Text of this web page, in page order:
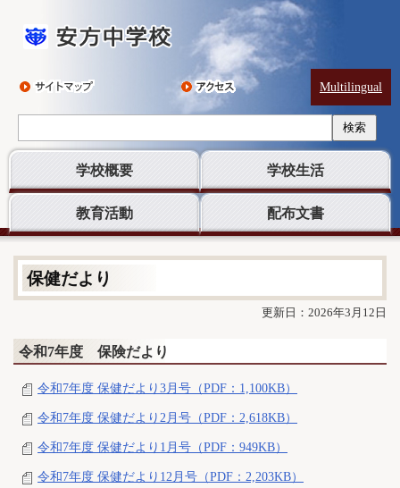
Multilingual
検索
学校概要 学校生活
教育活動 配布文書
保健だより
更新日：2026年3月12日
令和7年度 保険だより
令和7年度 保健だより3月号（PDF：1,100KB）
令和7年度 保健だより2月号（PDF：2,618KB）
令和7年度 保健だより1月号（PDF：949KB）
令和7年度 保健だより12月号（PDF：2,203KB）